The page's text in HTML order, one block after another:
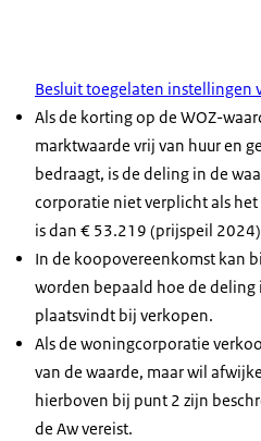
Besluit toegelaten instellingen
Als de korting op de WOZ-
marktwaarde vrij van huur en
bedraagt, is de deling in de
corporatie niet verplicht als
is dan € 53.219 (prijspeil
In de koopovereenkomst kan
worden bepaald hoe de
plaatsvindt bij verkopen.
Als de woningcorporatie
van de waarde, maar wil
hierboven bij punt 2 zijn
de Aw vereist.